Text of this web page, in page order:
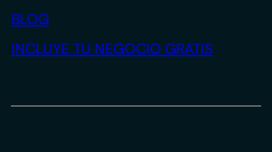
BLOG
INCLUYE TU NEGOCIO GRATIS